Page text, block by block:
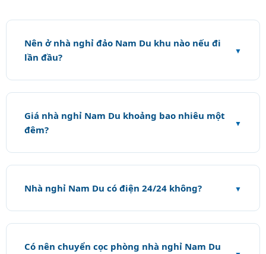
Nên ở nhà nghỉ đảo Nam Du khu nào nếu đi
lần đầu?
Giá nhà nghỉ Nam Du khoảng bao nhiêu một
đêm?
Nhà nghỉ Nam Du có điện 24/24 không?
Có nên chuyển cọc phòng nhà nghỉ Nam Du